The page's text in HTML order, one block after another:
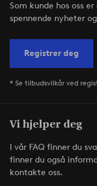
Som kunde hos oss
spennende nyheter
Registrer deg
* Se tilbudsvilkår ved
Vi hjelper deg
I vår FAQ finner du
finner du også
kontakte oss.